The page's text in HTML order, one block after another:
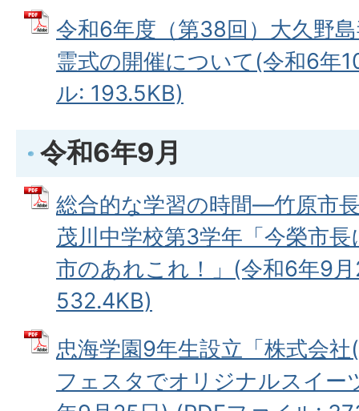
令和6年度（第38回）大久野
霊式の開催について(令和6年
ル: 193.5KB)
令和6年9月
総合的な学習の時間―竹原市
茂川中学校第3学年「今榮市
市のあれこれ！」(令和6年9
532.4KB)
忠海学園9年生設立「株式会
フェスタでオリジナルスイー